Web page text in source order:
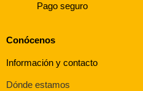
Pago seguro
Conócenos
Información y contacto
Dónde estamos